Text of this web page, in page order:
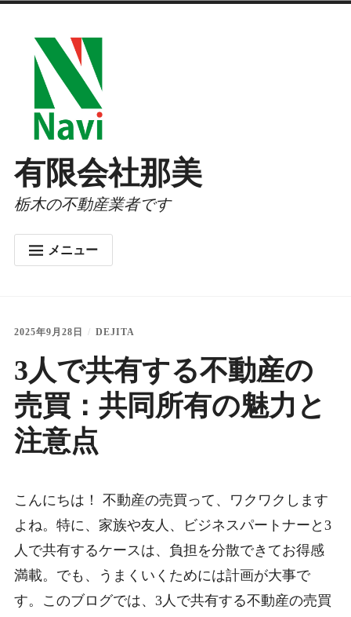
ス
ッ
プ
有限会社那美
栃木の不動産業者です
メニュー
お問合せ
ご紹介物件
2025年9月28日 DEJITA
3人で共有する不動産の
売買：共同所有の魅力と
注意点
こんにちは！ 不動産の売買って、ワクワクします
よね。特に、家族や友人、ビジネスパートナーと3
人で共有するケースは、負担を分散できてお得感
満載。でも、うまくいくためには計画が大事で
す。このブログでは、3人で共有する不動産の売買